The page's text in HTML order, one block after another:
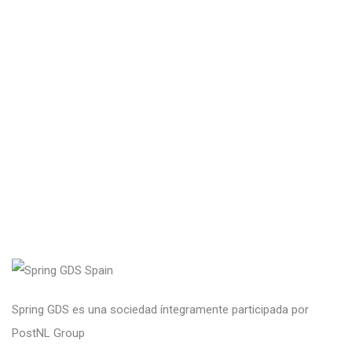
Spring GDS es una sociedad íntegramente participada por
PostNL Group